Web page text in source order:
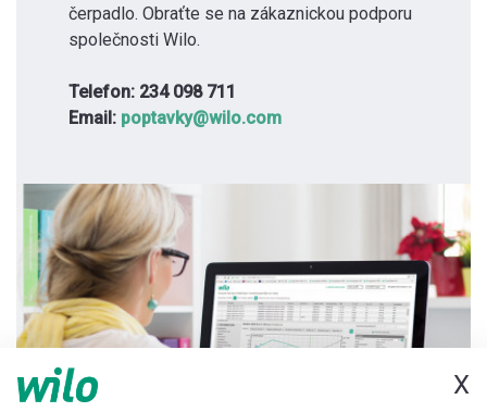
X
čerpadlo. Obraťte se na zákaznickou podporu
společnosti Wilo.
Telefon: 234 098 711
Email: poptavky@wilo.com